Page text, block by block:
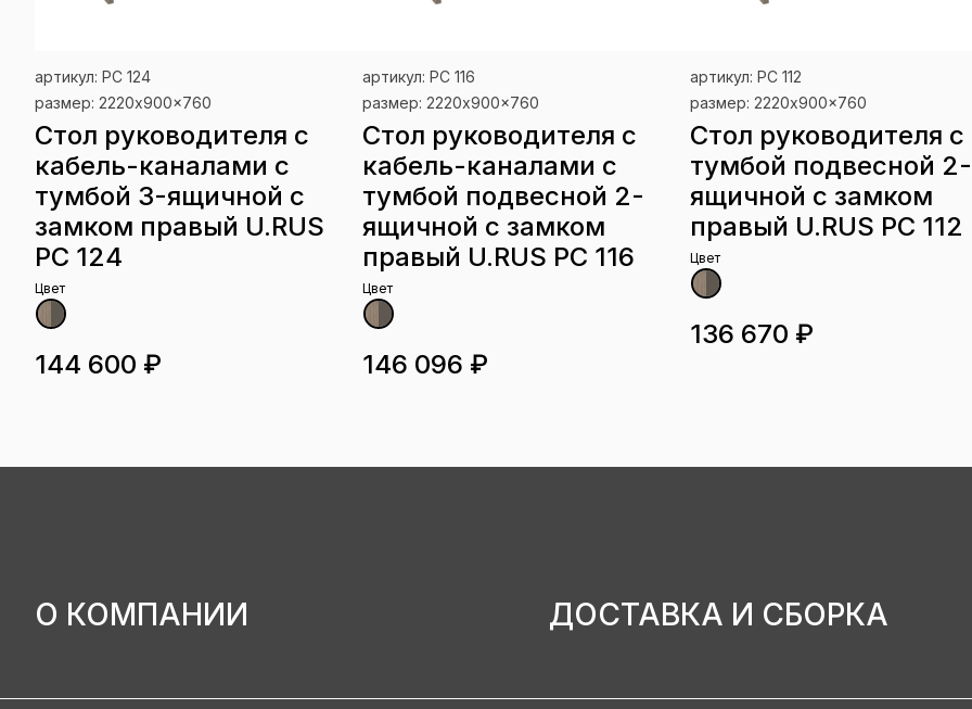
артикул: РС 124
размер: 2220x900x760
Стол руководителя с
кабель-каналами с
тумбой 3-ящичной с
замком правый U.RUS
РС 124
Цвет
144 600 ₽
артикул: РС 116
размер: 2220x900x760
Стол руководителя с
кабель-каналами с
тумбой подвесной 2-
ящичной с замком
правый U.RUS РС 116
Цвет
146 096 ₽
артикул: РС 112
размер: 2220x900x760
Стол руководителя с
тумбой подвесной 2-
ящичной с замком
правый U.RUS РС 112
Цвет
136 670 ₽
О КОМПАНИИ ДОСТАВКА И СБОРКА